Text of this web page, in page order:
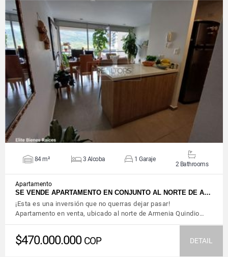
VIEW DETAILS
84 m² 3 Alcoba 1 Garaje
2 Bathrooms
Apartamento
SE VENDE APARTAMENTO EN CONJUNTO AL NORTE DE A…
¡Esta es una inversión que no querras dejar pasar!
Apartamento en venta, ubicado al norte de Armenia Quindio…
$470.000.000 COP DETAIL